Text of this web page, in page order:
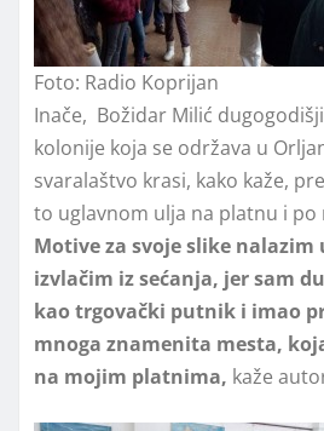
Foto: Radio Koprijan
Inače, Božidar Milić
kolonije koja se održava u
svaralaštvo krasi, kako kaže,
to uglavnom ulja na platnu i po
Motive za svoje slike
izvlačim iz sećanja, jer sam
kao trgovački putnik i imao
mnoga znamenita mesta,
na mojim platnima, kaže